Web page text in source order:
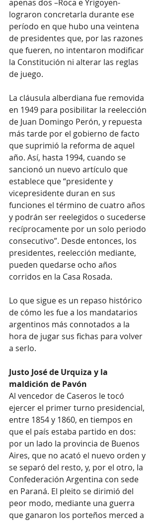
apenas dos –Roca e Yrigoyen-
lograron concretarla durante ese
período en que hubo una veintena
de presidentes que, por las razones
que fueren, no intentaron modificar
la Constitución ni alterar las reglas
de juego.
La cláusula alberdiana fue removida
en 1949 para posibilitar la reelección
de Juan Domingo Perón, y repuesta
más tarde por el gobierno de facto
que suprimió la reforma de aquel
año. Así, hasta 1994, cuando se
sancionó un nuevo artículo que
establece que “presidente y
vicepresidente duran en sus
funciones el término de cuatro años
y podrán ser reelegidos o sucederse
recíprocamente por un solo periodo
consecutivo”. Desde entonces, los
presidentes, reelección mediante,
pueden quedarse ocho años
corridos en la Casa Rosada.
Lo que sigue es un repaso histórico
de cómo les fue a los mandatarios
argentinos más connotados a la
hora de jugar sus fichas para volver
a serlo.
Justo José de Urquiza y la
maldición de Pavón
Al vencedor de Caseros le tocó
ejercer el primer turno presidencial,
entre 1854 y 1860, en tiempos en
que el país estaba partido en dos:
por un lado la provincia de Buenos
Aires, que no acató el nuevo orden y
se separó del resto, y, por el otro, la
Confederación Argentina con sede
en Paraná. El pleito se dirimió del
peor modo, mediante una guerra
que ganaron los porteños merced a